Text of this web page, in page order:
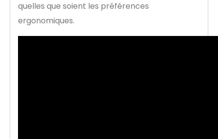
quelles que soient les préférences
ergonomiques.